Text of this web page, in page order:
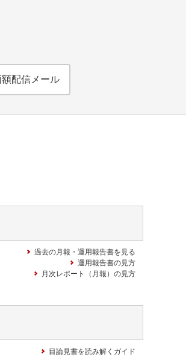
配信メール
過去の月報・運用報告書を見る
運用報告書の見方
月次レポート（月報）の見方
目論見書を読み解くガイド